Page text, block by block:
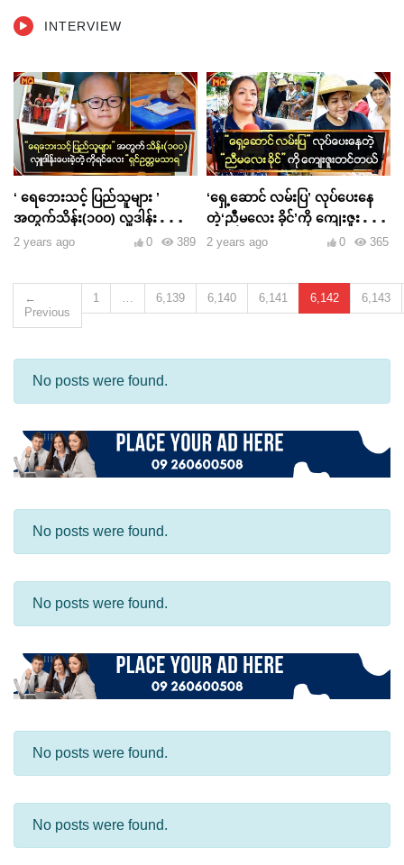
INTERVIEW
‘ ရေဘေးသင့် ပြည်သူများ ’
အတွက်သိန်း(၁၀၀) လှူဒါန်းပေးခဲ့
တဲ့ကိုရင်လေး ‘ ရှင်ဥတ္တမသာရ ’
2 years ago 389
0
‘ရှေ့ဆောင် လမ်းပြ’ လုပ်ပေးနေ
တဲ့‘ညီမလေး ခိုင်’ကို ကျေးဇူးတင်
တယ်
2 years ago 365
0
←
Previous
1 … 6,139 6,140 6,141 6,142 6,143
No posts were found.
No posts were found.
No posts were found.
No posts were found.
No posts were found.